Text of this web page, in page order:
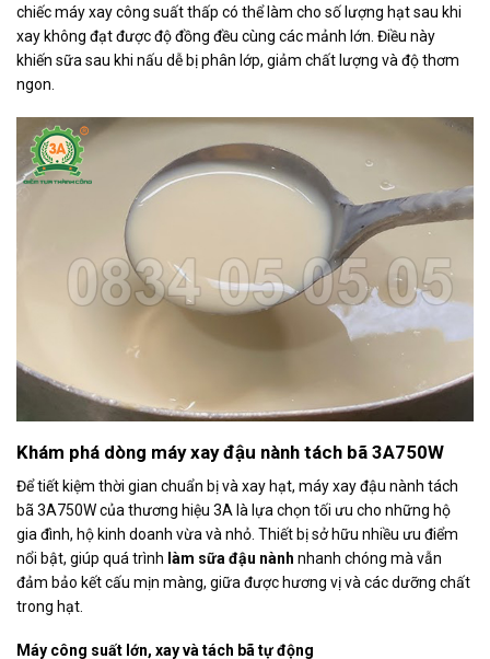
chiếc máy xay công suất thấp có thể làm cho số lượng hạt sau khi
xay không đạt được độ đồng đều cùng các mảnh lớn. Điều này
khiến sữa sau khi nấu dễ bị phân lớp, giảm chất lượng và độ thơm
ngon.
Khám phá dòng máy xay đậu nành tách bã 3A750W
Để tiết kiệm thời gian chuẩn bị và xay hạt, máy xay đậu nành tách
bã 3A750W của thương hiệu 3A là lựa chọn tối ưu cho những hộ
gia đình, hộ kinh doanh vừa và nhỏ. Thiết bị sở hữu nhiều ưu điểm
nổi bật, giúp quá trình làm sữa đậu nành nhanh chóng mà vẫn
đảm bảo kết cấu mịn màng, giữa được hương vị và các dưỡng chất
trong hạt.
Máy công suất lớn, xay và tách bã tự động